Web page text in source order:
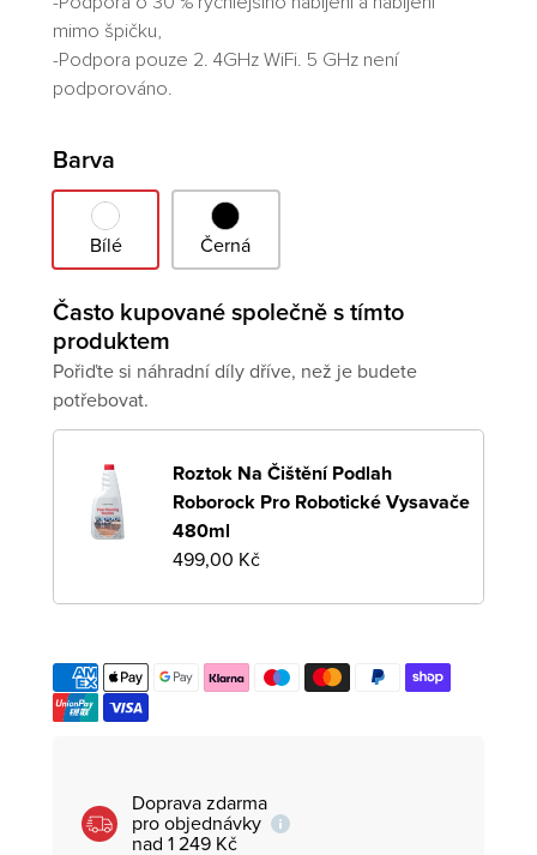
mimo špičku,
-Podpora pouze 2. 4GHz WiFi. 5 GHz není
podporováno.
Barva
Bílé
Bílé Černá
Černá
Často kupované společně s tímto
produktem
Pořiďte si náhradní díly dříve, než je budete
potřebovat.
Roztok Na Čištění Podlah
Roborock Pro Robotické Vysavače
480ml
499,00 Kč
Doprava zdarma
pro objednávky
nad 1 249 Kč